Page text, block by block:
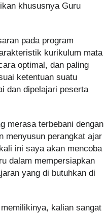
khususnya Guru
pada program
kurikulum mata
optimal, dan paling
ketentuan suatu
dan dipelajari peserta
merasa terbebani dengan
menyusun perangkat ajar
ini saya akan mencoba
dalam mempersiapkan
yang di butuhkan di
kalian sangat